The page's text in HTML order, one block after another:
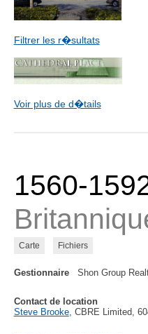
Filtrer les r�sultats
Voir plus de d�tails
1560-
Carte Fichiers
Gestionnaire Shon Group
Contact de location
Steve Brooke, CBRE Limited,